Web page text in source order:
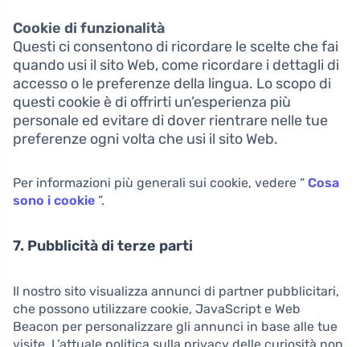
Cookie di funzionalità
Questi ci consentono di ricordare le scelte che fai
quando usi il sito Web, come ricordare i dettagli di
accesso o le preferenze della lingua. Lo scopo di
questi cookie è di offrirti un’esperienza più
personale ed evitare di dover rientrare nelle tue
preferenze ogni volta che usi il sito Web.
Per informazioni più generali sui cookie, vedere “ Cosa
sono i cookie ”.
7. Pubblicità di terze parti
Il nostro sito visualizza annunci di partner pubblicitari,
che possono utilizzare cookie, JavaScript e Web
Beacon per personalizzare gli annunci in base alle tue